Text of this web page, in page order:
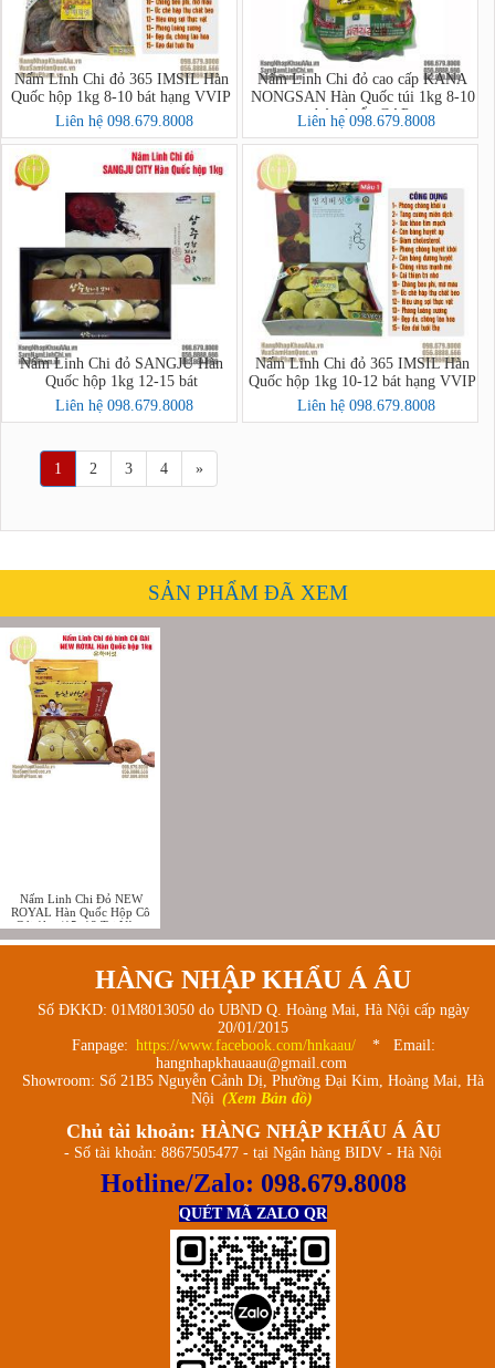
Nấm Linh Chi đỏ 365 IMSIL Hàn
Quốc hộp 1kg 8-10 bát hạng VVIP
Liên hệ 098.679.8008
Nấm Linh Chi đỏ cao cấp KANA
NONGSAN Hàn Quốc túi 1kg 8-10
bát chuẩn GAP
Liên hệ 098.679.8008
Nấm Linh Chi đỏ SANGJU Hàn
Quốc hộp 1kg 12-15 bát
Liên hệ 098.679.8008
Nấm Linh Chi đỏ 365 IMSIL Hàn
Quốc hộp 1kg 10-12 bát hạng VVIP
Liên hệ 098.679.8008
1 2 3 4 »
SẢN PHẨM ĐÃ XEM
Nấm Linh Chi Đỏ NEW
ROYAL Hàn Quốc Hộp Cô
Gái 1kg (15–18 Tai Vàng
Chanh) – Ganoderma
HÀNG NHẬP KHẨU Á ÂU
Số ĐKKD: 01M8013050 do UBND Q. Hoàng Mai, Hà Nội cấp ngày
20/01/2015
Fanpage: https://www.facebook.com/hnkaau/
* Email:
hangnhapkhauaau@gmail.com
Showroom: Số 21B5 Nguyễn Cảnh Dị, Phường Đại Kim, Hoàng Mai, Hà
Nội (Xem Bản đồ)
Chủ tài khoản: HÀNG NHẬP KHẨU Á ÂU
- Số tài khoản: 8867505477 - tại Ngân hàng BIDV - Hà Nội
Hotline/Zalo: 098.679.8008
QUÉT MÃ ZALO QR